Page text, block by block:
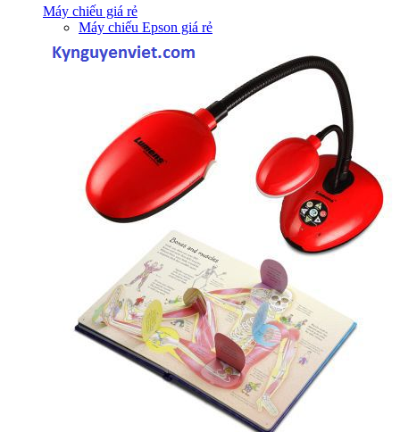
Máy chiếu giá rẻ
Máy chiếu Epson giá rẻ